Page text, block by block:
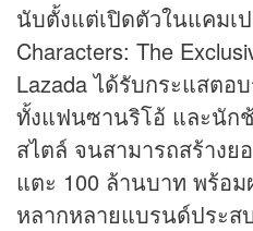
นับตั้งแต่เปิดตัวในแคมเ
Characters: The
Lazada ได้รับกระแสตอ
ทั้งแฟนซานริโอ้ และนัก
สไตล์ จนสามารถสร้างย
แตะ 100 ล้านบาท พร้อ
หลากหลายแบรนด์ประส